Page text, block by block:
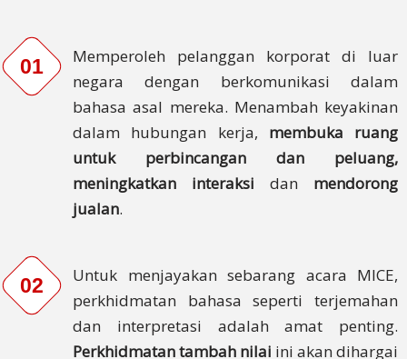
01
Memperoleh pelanggan korporat di luar
negara dengan berkomunikasi dalam
bahasa asal mereka. Menambah keyakinan
dalam hubungan kerja, membuka ruang
untuk perbincangan dan peluang,
meningkatkan interaksi dan mendorong
jualan.
02
Untuk menjayakan sebarang acara MICE,
perkhidmatan bahasa seperti terjemahan
dan interpretasi adalah amat penting.
Perkhidmatan tambah nilai ini akan dihargai
Tentang
Perkhidmatan
Membuat
Perkhidmatan
Pematuhan
Rujuk
Kami
Terma &